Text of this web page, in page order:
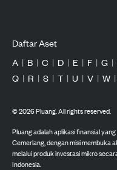
Daftar Aset
A | B | C | D | E | F | G |
Q | R | S | T | U | V | W |
©2026Pluang. All rights reserved.
Pluang adalah aplikasi finansial
Cemerlang, dengan misi membuka
melalui produk investasi mikro
Indonesia.